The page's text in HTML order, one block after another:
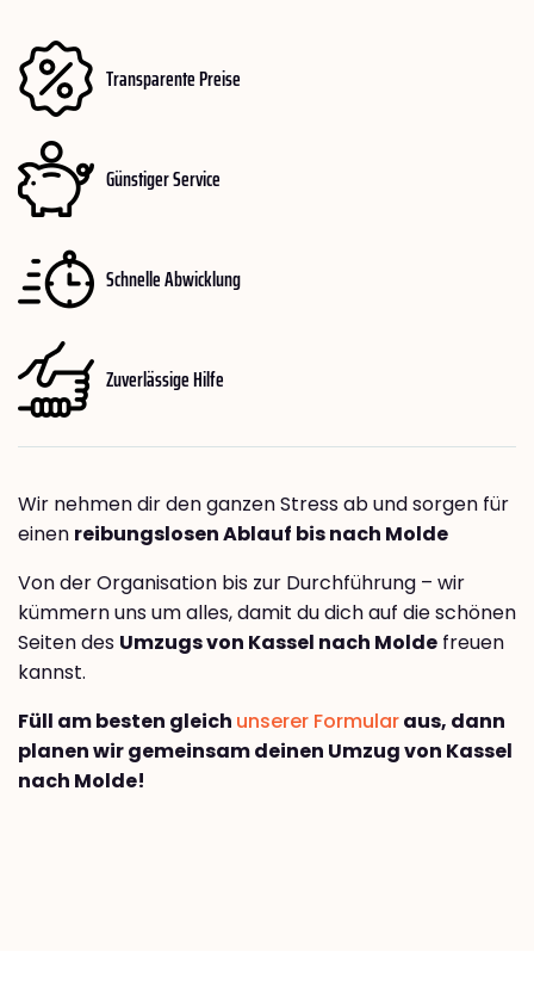
Transparente Preise
Günstiger Service
Schnelle Abwicklung
Zuverlässige Hilfe
Wir nehmen dir den ganzen Stress ab und sorgen für
einen reibungslosen Ablauf bis nach Molde
Von der Organisation bis zur Durchführung – wir
kümmern uns um alles, damit du dich auf die schönen
Seiten des Umzugs von Kassel nach Molde freuen
kannst.
Füll am besten gleich unserer Formularaus, dann
planen wir gemeinsam deinen Umzug von Kassel
nach Molde!